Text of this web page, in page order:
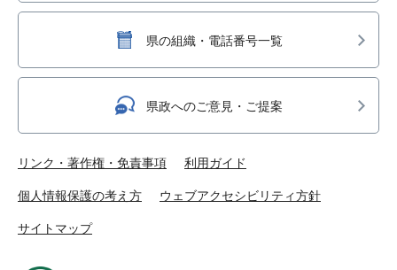
県の組織・電話番号一覧
県政へのご意見・ご提案
リンク・著作権・免責事項 利用ガイド
個人情報保護の考え方 ウェブアクセシビリティ方針
サイトマップ